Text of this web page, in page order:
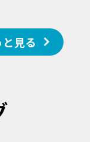
見る